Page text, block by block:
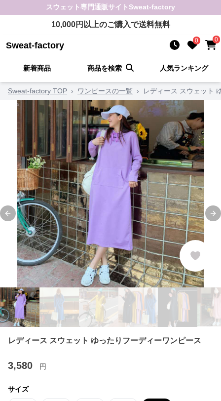
スウェット専門通販サイト Sweat-factory
10,000円以上のご購入で送料無料
Sweat-factory 0 0
新着商品 商品を検索 人気ランキング
Sweat-factory TOP › ワンピースの一覧 › レディース スウェット
Previous slide
レディース スウェット ゆったりフーディーワンピース
3,580 円
サイズ